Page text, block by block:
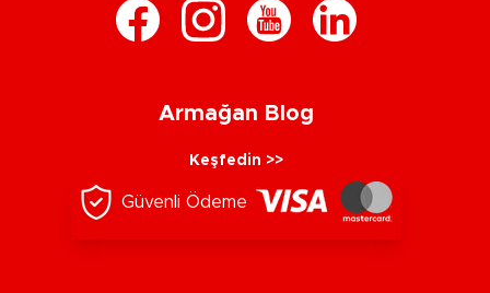
Armağan Blog
Keşfedin >>
Güvenli Ödeme